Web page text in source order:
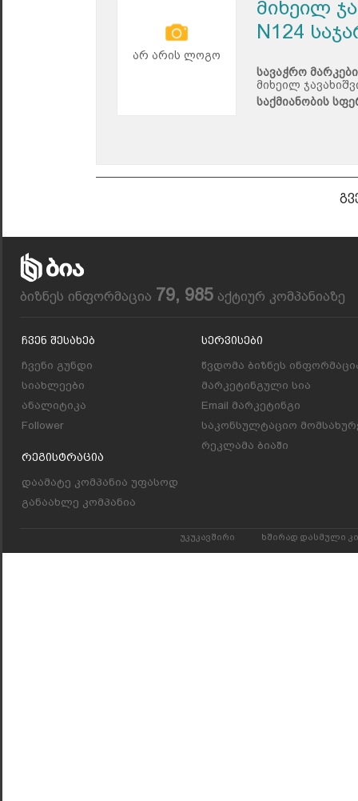
არ არის ლოგო
მიხეილ
N124
სავაჭრო
მიხეილ
საქმიანობის
ბიზნეს ინფორმაცია 79, 985 აქტიურ კომპანიაზე
Ჩვენ Შესახებ
ჩვენი გუნდი
სიახლეები
ანალიტიკა
Follower
Რეგისტრაცია
დაამატე კომპანია უფასოდ
განაახლე კომპანია
Სერვისები
წვდომა ბიზნეს
მარკეტინგული სია
Email მარკეტინგი
საკონსულტაციო
რეკლამა ბიაში
უკუკავშირი ხშირად დასმული